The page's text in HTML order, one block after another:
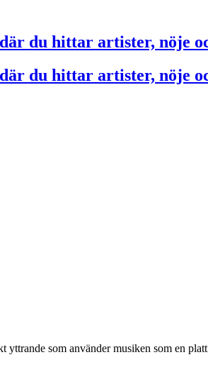
du hittar artister, nöje
du hittar artister, nöje
som använder musiken som en